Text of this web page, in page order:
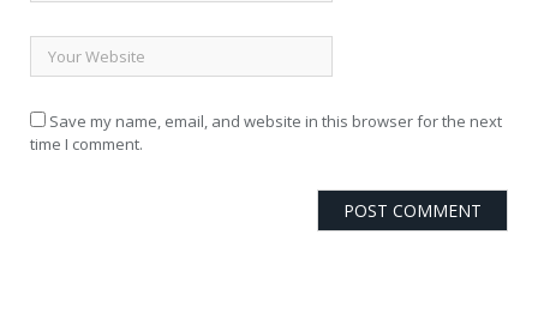
Save my name, email, and website in this browser for the next
time I comment.